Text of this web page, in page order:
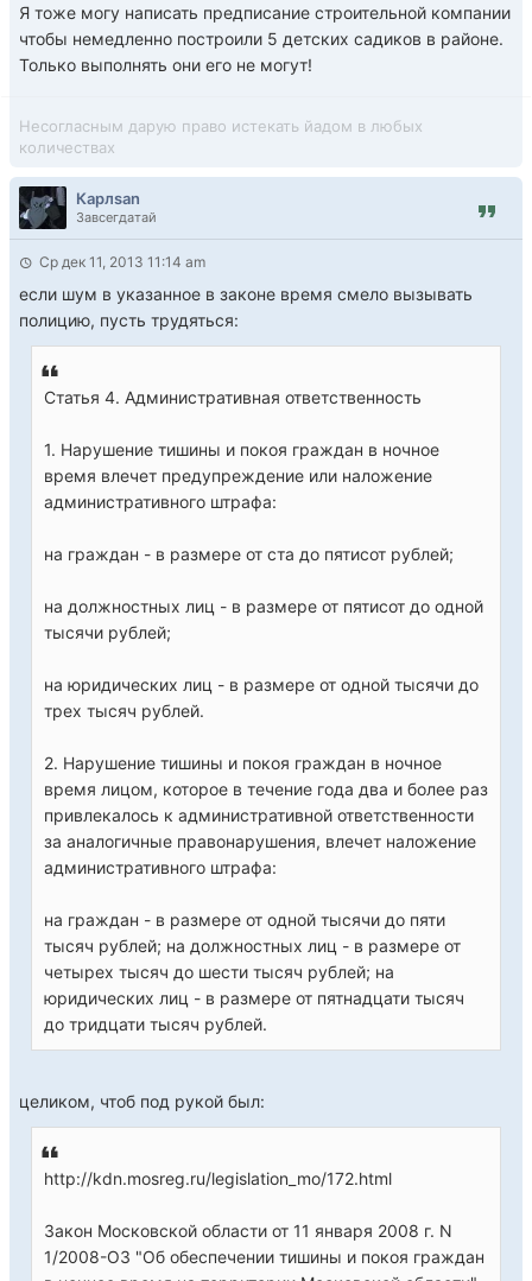
Я тоже могу написать предписание строительной компании
чтобы немедленно построили 5 детских садиков в районе.
Только выполнять они его не могут!
Несогласным дарую право истекать йадом в любых
количествах
Карлsan
Завсегдатай
Ср дек 11, 2013 11:14 am
если шум в указанное в законе время смело вызывать
полицию, пусть трудяться:
Статья 4. Административная ответственность
1. Нарушение тишины и покоя граждан в ночное
время влечет предупреждение или наложение
административного штрафа:
на граждан - в размере от ста до пятисот рублей;
на должностных лиц - в размере от пятисот до одной
тысячи рублей;
на юридических лиц - в размере от одной тысячи до
трех тысяч рублей.
2. Нарушение тишины и покоя граждан в ночное
время лицом, которое в течение года два и более раз
привлекалось к административной ответственности
за аналогичные правонарушения, влечет наложение
административного штрафа:
на граждан - в размере от одной тысячи до пяти
тысяч рублей; на должностных лиц - в размере от
четырех тысяч до шести тысяч рублей; на
юридических лиц - в размере от пятнадцати тысяч
до тридцати тысяч рублей.
целиком, чтоб под рукой был:
http://kdn.mosreg.ru/legislation_mo/172.html
Закон Московской области от 11 января 2008 г. N
1/2008-ОЗ "Об обеспечении тишины и покоя граждан